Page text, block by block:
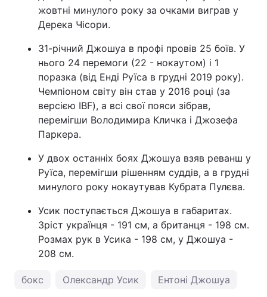
жовтні минулого року за очками виграв у
Дерека Чісори.
31-річний Джошуа в профі провів 25 боїв. У
нього 24 перемоги (22 - нокаутом) і 1
поразка (від Енді Руїса в грудні 2019 року).
Чемпіоном світу він став у 2016 році (за
версією IBF), а всі свої пояси зібрав,
перемігши Володимира Кличка і Джозефа
Паркера.
У двох останніх боях Джошуа взяв реванш у
Руїса, перемігши рішенням суддів, а в грудні
минулого року нокаутував Кубрата Пулєва.
Усик поступається Джошуа в габаритах.
Зріст українця - 191 см, а британця - 198 см.
Розмах рук в Усика - 198 см, у Джошуа -
208 см.
бокс Олександр Усик Ентоні Джошуа